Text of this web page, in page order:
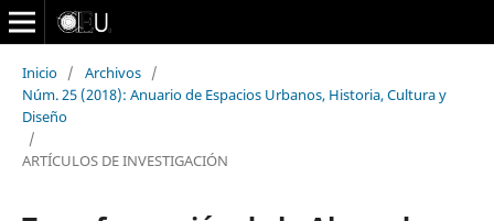
Inicio / Archivos /
Núm. 25 (2018): Anuario de Espacios Urbanos, Historia, Cultura y
Diseño
/
ARTÍCULOS DE INVESTIGACIÓN